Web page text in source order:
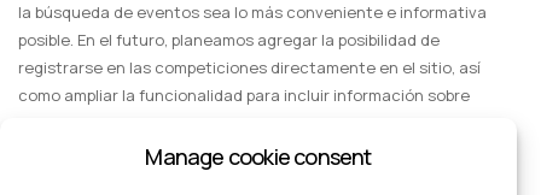
oportunidad de demostrar sus habilidades en
diferentes tipos de terreno. Consulta las próximas
competiciones y prepárate para conquistar nuevas
la búsqueda de eventos sea lo más conveniente e informativa
posible. En el futuro, planeamos agregar la posibilidad de
registrarse en las competiciones directamente en el sitio, así
como ampliar la funcionalidad para incluir información sobre
Manage cookie consent